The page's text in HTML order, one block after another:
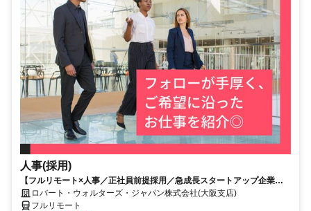
人事(採用)
【フルリモート×人事／正社員前提採用／急成長スタートアップ企業／
英語】Robert Walters
ロバート・ウォルターズ・ジャパン株式会社(大阪支店)
フルリモート